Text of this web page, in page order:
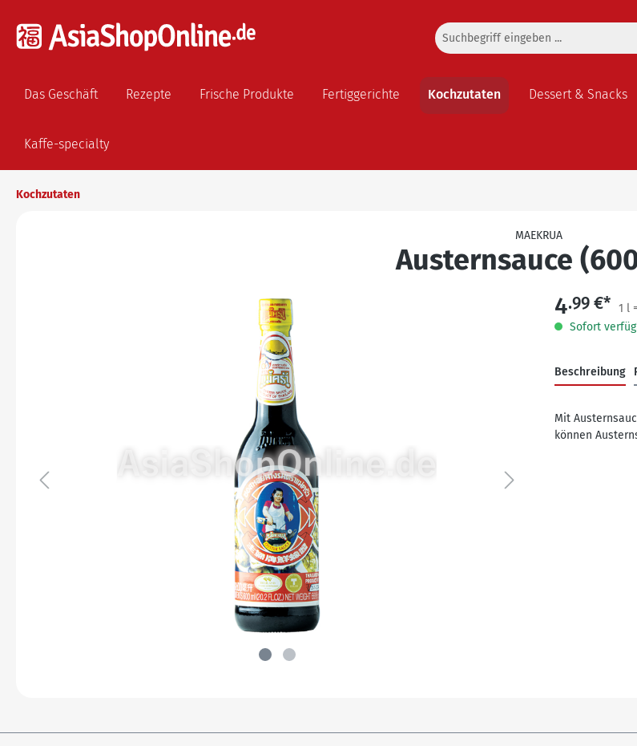
Das Geschäft Rezepte Frische Produkte Fertiggerichte Kochzutaten Dessert & Snacks
Kaffe-specialty
Kochzutaten
MAEKRUA
Austernsauce
4.99 €* 1 l
Sofort
Beschreibung
Mit
können